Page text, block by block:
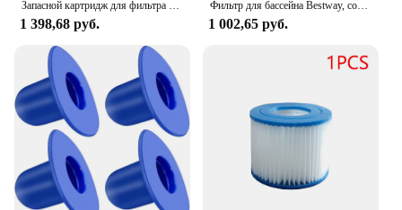
Запасной картридж для фильтра Bestway Coleman Lay-Z-Spa SaluSpa VI Spa только P6653
1 398,68 руб.
Фильтр для бассейна Bestway, совместимый с картриджем типа II, Сменный фильтр для горячей ванны для насоса-фильтра Lay Z Spa
1 002,65 руб.